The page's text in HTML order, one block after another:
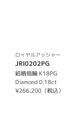
ロイヤルアッシャー
JRI0202PG
結婚指輪 K18PG
Diamond 0.18ct
¥266,200（税込）